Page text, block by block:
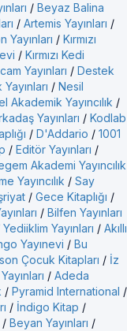
/ Beyaz Balina
/ Artemis Yayınları /
Yayınları / Kırmızı
/ Kırmızı Kedi
Yayınları / Destek
/ Nesil
Akademik Yayıncılık /
Yayınları / Kodlab
/ D'Addario / 1001
/ Editör Yayınları /
Akademi Yayıncılık
Yayıncılık / Say
/ Gece Kitaplığı /
/ Bilfen Yayınları
Yediiklim Yayınları / Akıllı
Yayınevi / Bu
Çocuk Kitapları / İz
/ Adeda
/ Pyramid International /
/ İndigo Kitap /
/ Beyan Yayınları /